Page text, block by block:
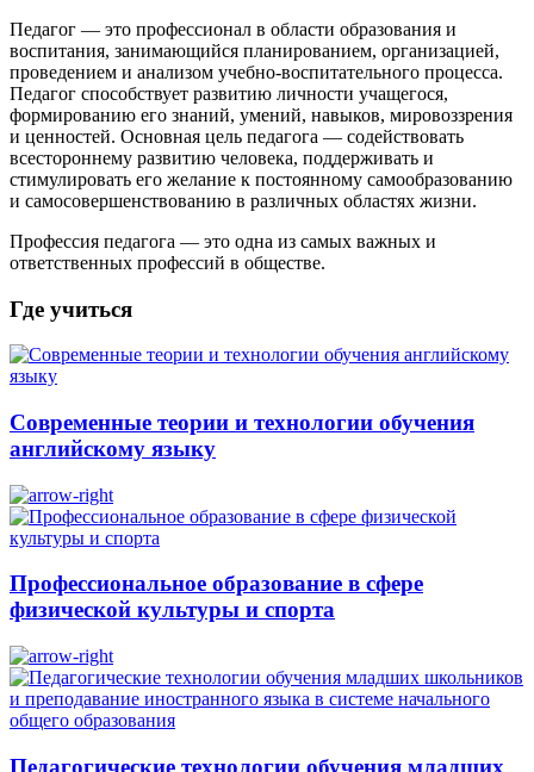
Педагог — это профессионал в области образования и
воспитания, занимающийся планированием, организацией,
проведением и анализом учебно-воспитательного процесса.
Педагог способствует развитию личности учащегося,
формированию его знаний, умений, навыков, мировоззрения
и ценностей. Основная цель педагога — содействовать
всестороннему развитию человека, поддерживать и
стимулировать его желание к постоянному самообразованию
и самосовершенствованию в различных областях жизни.
Профессия педагога — это одна из самых важных и
ответственных профессий в обществе.
Где учиться
Современные теории и технологии обучения
английскому языку
Профессиональное образование в сфере
физической культуры и спорта
Педагогические технологии обучения младших